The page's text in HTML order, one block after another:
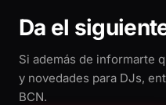
Da el
Si además de informarte
y novedades para DJs,
BCN.